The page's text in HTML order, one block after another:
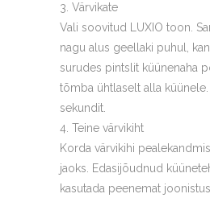
Värvikate
Vali soovitud LUXIO toon.
nagu alus geellaki puhul,
surudes pintslit küünenaha
tõmba ühtlaselt alla küünele.
sekundit.
Teine värvikiht
Korda värvikihi
jaoks. Edasijõudnud
kasutada peenemat